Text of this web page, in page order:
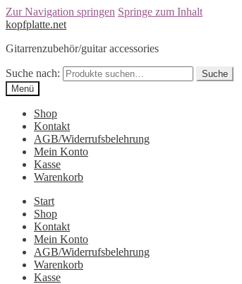
Zur Navigation springen Springe zum Inhalt
kopfplatte.net
Gitarrenzubehör/guitar accessories
Suche nach:
Suche
Menü
Shop
Kontakt
AGB/Widerrufsbelehrung
Mein Konto
Kasse
Warenkorb
Start
Shop
Kontakt
Mein Konto
AGB/Widerrufsbelehrung
Warenkorb
Kasse